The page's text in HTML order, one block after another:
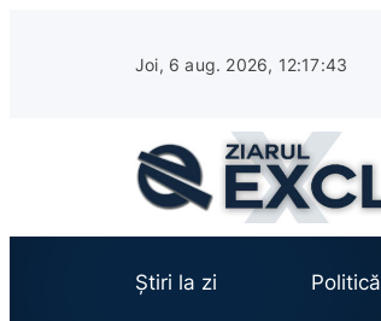
Joi, 6 aug. 2026, 12:17:44
Știri la zi Politică